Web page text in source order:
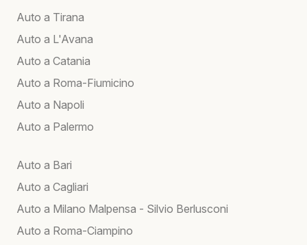
Auto a Tirana
Auto a L'Avana
Auto a Catania
Auto a Roma-Fiumicino
Auto a Napoli
Auto a Palermo
Auto a Bari
Auto a Cagliari
Auto a Milano Malpensa - Silvio Berlusconi
Auto a Roma-Ciampino